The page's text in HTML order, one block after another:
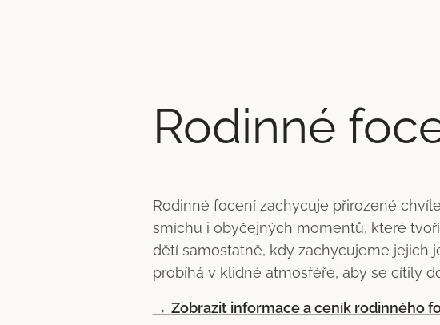
Rodinné
Rodinné focení zachycuje přirozené
smíchu i obyčejných momentů, které
dětí samostatně, kdy zachycujeme jejich
probíhá v klidné atmosféře, aby se cítily
→ Zobrazit informace a ceník rodinného